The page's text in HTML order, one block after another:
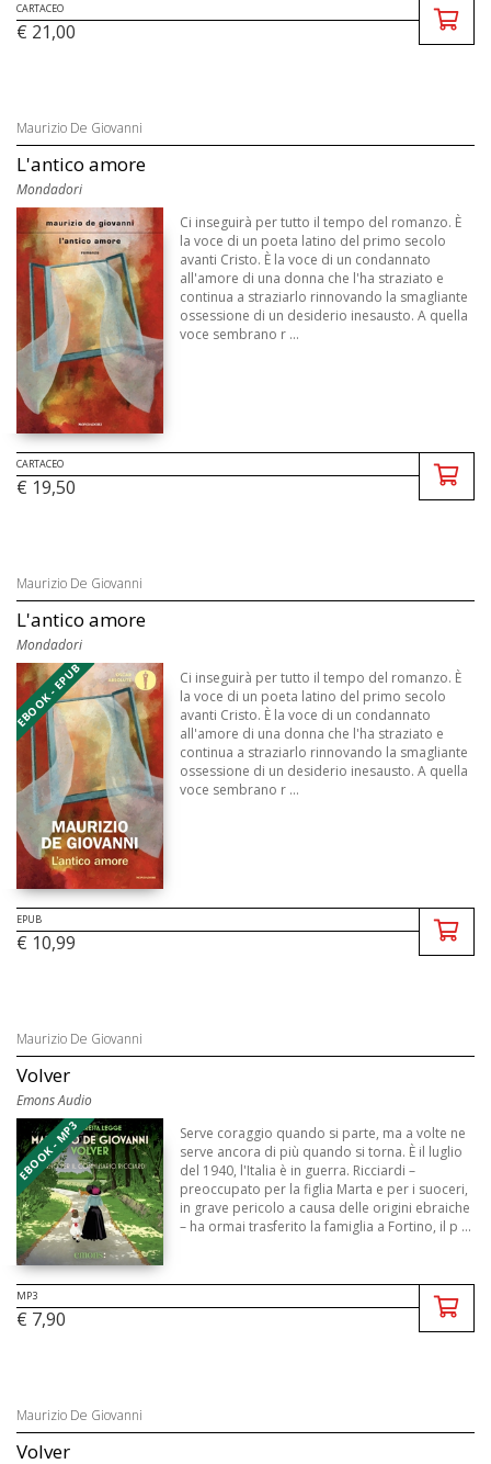
CARTACEO
€ 21,00
Maurizio De Giovanni
L'antico amore
Mondadori
Ci inseguirà per tutto il tempo del romanzo. È
la voce di un poeta latino del primo secolo
avanti Cristo. È la voce di un condannato
all'amore di una donna che l'ha straziato e
continua a straziarlo rinnovando la smagliante
ossessione di un desiderio inesausto. A quella
voce sembrano r ...
CARTACEO
€ 19,50
Maurizio De Giovanni
L'antico amore
Mondadori
EBOOK - EPUB
Ci inseguirà per tutto il tempo del romanzo. È
la voce di un poeta latino del primo secolo
avanti Cristo. È la voce di un condannato
all'amore di una donna che l'ha straziato e
continua a straziarlo rinnovando la smagliante
ossessione di un desiderio inesausto. A quella
voce sembrano r ...
EPUB
€ 10,99
Maurizio De Giovanni
Volver
Emons Audio
EBOOK - MP3
Serve coraggio quando si parte, ma a volte ne
serve ancora di più quando si torna. È il luglio
del 1940, l'Italia è in guerra. Ricciardi –
preoccupato per la figlia Marta e per i suoceri,
in grave pericolo a causa delle origini ebraiche
– ha ormai trasferito la famiglia a Fortino, il p ...
MP3
€ 7,90
Maurizio De Giovanni
Volver